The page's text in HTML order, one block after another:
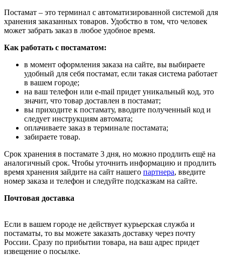
Постамат – это терминал с автоматизированной системой для
хранения заказанных товаров. Удобство в том, что человек
может забрать заказ в любое удобное время.
Как работать с постаматом:
в момент оформления заказа на сайте, вы выбираете
удобный для себя постамат, если такая система работает
в вашем городе;
на ваш телефон или e-mail придет уникальный код, это
значит, что товар доставлен в постамат;
вы приходите к постамату, вводите полученный код и
следует инструкциям автомата;
оплачиваете заказ в терминале постамата;
забираете товар.
Срок хранения в постамате 3 дня, но можно продлить ещё на
аналогичный срок. Чтобы уточнить информацию и продлить
время хранения зайдите на сайт нашего партнера, введите
номер заказа и телефон и следуйте подсказкам на сайте.
Почтовая доставка
Если в вашем городе не действует курьерская служба и
постаматы, то вы можете заказать доставку через почту
России. Сразу по прибытии товара, на ваш адрес придет
извещение о посылке.